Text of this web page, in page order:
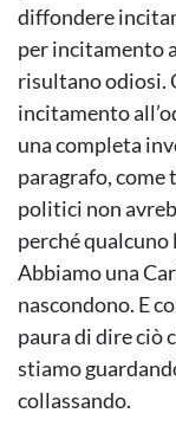
diffondere
per incitamento
risultano odiosi.
incitamento
una completa
paragrafo,
politici non
perché
Abbiamo una
nascondono. E
paura di dire ciò
stiamo
collassando.